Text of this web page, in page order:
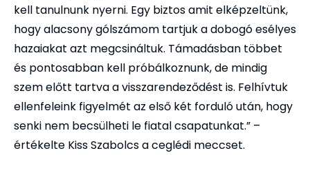
kell tanulnunk nyerni. Egy biztos amit elképzeltünk,
hogy alacsony gólszámom tartjuk a dobogó esélyes
hazaiakat azt megcsináltuk. Támadásban többet
és pontosabban kell próbálkoznunk, de mindig
szem előtt tartva a visszarendeződést is. Felhívtuk
ellenfeleink figyelmét az első két forduló után, hogy
senki nem becsülheti le fiatal csapatunkat.” –
értékelte Kiss Szabolcs a ceglédi meccset.